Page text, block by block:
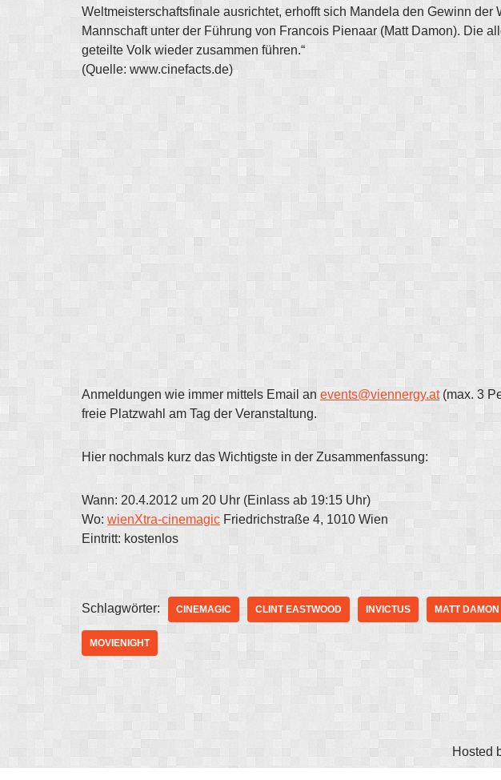
Weltmeisterschaftsfinale ausrichtet, erhofft sich Mandela den Gewinn der
Mannschaft unter der Führung von Francois Pienaar (Matt Damon). Die
geteilte Volk wieder zusammen führen.“
(Quelle: www.cinefacts.de)
Anmeldungen wie immer mittels Email an events@viennergy.at(max. 3
freie Platzwahl am Tag der Veranstaltung.
Hier nochmals kurz das Wichtigste in der Zusammenfassung:
Wann: 20.4.2012 um 20 Uhr (Einlass ab 19:15 Uhr)
Wo: wienXtra-cinemagic Friedrichstraße 4, 1010 Wien
Eintritt: kostenlos
Schlagwörter: CINEMAGIC CLINT EASTWOOD INVICTUS MATT DAMON
MOVIENIGHT
Hosted